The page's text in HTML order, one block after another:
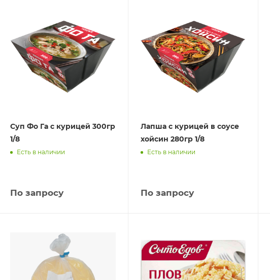
Суп Фо Га с курицей 300гр
1/8
Есть в наличии
По запросу
Лапша с курицей в соусе
хойсин 280гр 1/8
Есть в наличии
По запросу